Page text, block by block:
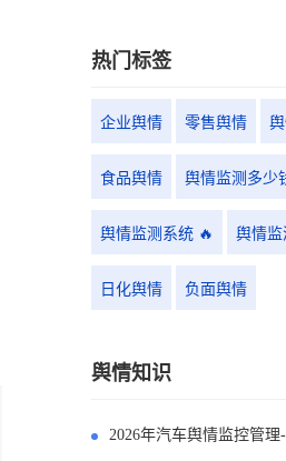
热门标签
企业舆情 零售舆情
食品舆情 舆情监测多少
舆情监测系统 🔥 舆情监
日化舆情 负面舆情
舆情知识
2026年汽车舆情监控管理